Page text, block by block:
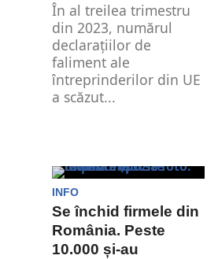
În al treilea trimestru
din 2023, numărul
declarațiilor de
faliment ale
întreprinderilor din UE
a scăzut...
INFO
Se închid firmele din
România. Peste
10.000 și-au